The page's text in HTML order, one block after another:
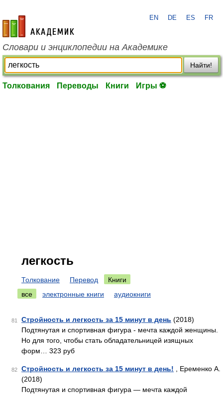
academic.ru
EN DE ES FR
Словари и энциклопедии на Академике
Найти!
Толкования Переводы Книги Игры ⚽
легкость
Толкование Перевод
Книги
все
электронные книги аудиокниги
81 Стройность и легкость за 15 минут в день (2018)
Подтянутая и спортивная фигура - мечта каждой женщины.
Но для того, чтобы стать обладательницей изящных
форм… 323 руб
82 Стройность и легкость за 15 минут в день! , Еременко А.
(2018)
Подтянутая и спортивная фигура — мечта каждой